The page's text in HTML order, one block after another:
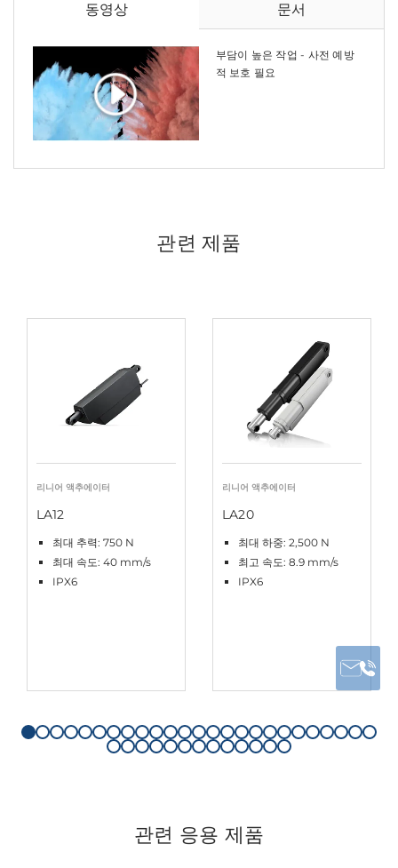
동영상 문서
부담이 높은 작업 - 사전 예방
적 보호 필요
관련 제품
리니어 액추에이터
LA12
최대 추력: 750 N
최대 속도: 40 mm/s
IPX6
리니어 액추에이터
LA20
최대 하중: 2,500 N
최고 속도: 8.9 mm/s
IPX6
관련 응용 제품